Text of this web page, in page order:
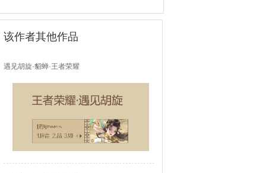
该作者其他作品
遇见胡旋·貂蝉·王者荣耀